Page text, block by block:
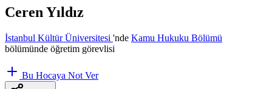
Ceren Yıldız
İstanbul Kültür Üniversitesi 'nde Kamu Hukuku Bölümü
bölümünde öğretim görevlisi
Bu Hocaya Not Ver